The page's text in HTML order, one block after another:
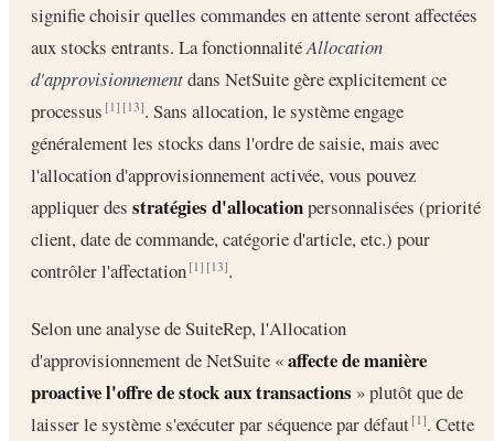
signifie choisir quelles commandes en attente seront affectées
aux stocks entrants. La fonctionnalitéAllocation
d'approvisionnementdans NetSuite gère explicitement ce
processus[1] [13]. Sans allocation, le système engage
généralement les stocks dans l'ordre de saisie, mais avec
l'allocation d'approvisionnement activée, vous pouvez
appliquer des stratégies d'allocationpersonnalisées (priorité
client, date de commande, catégorie d'article, etc.) pour
contrôler l'affectation[1] [13].
Selon une analyse de SuiteRep, l'Allocation
d'approvisionnement de NetSuite «affecte de manière
proactive l'offre de stock aux transactions » plutôt que de
laisser le système s'exécuter par séquence par défaut[1]. Cette